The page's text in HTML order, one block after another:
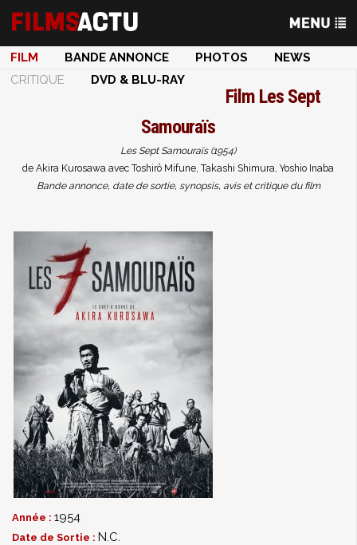
FILM BANDE ANNONCE PHOTOS
NEWS
CRITIQUE
DVD & BLU-RAY
Film Les Sept
Samouraïs
Les Sept Samouraïs (1954)
de Akira Kurosawa avec Toshirô Mifune, Takashi Shimura, Yoshio Inaba
Bande annonce, date de sortie, synopsis, avis et critique du film
Année : 1954
Date de Sortie : N.C.